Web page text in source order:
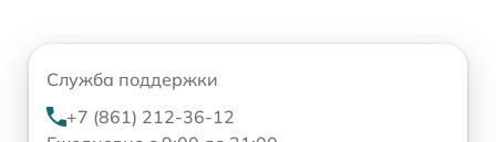
Служба поддержки
+7 (861) 212-36-12